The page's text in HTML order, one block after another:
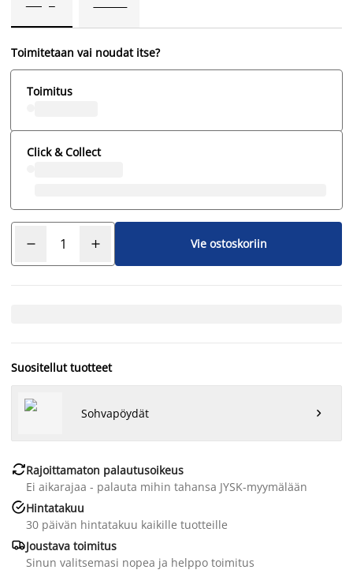
Toimitetaan vai noudat itse?
Toimitus
Click & Collect
Vie ostoskoriin
Suositellut tuotteet
Sohvapöydät 
Rajoittamaton palautusoikeus
Ei aikarajaa - palauta mihin tahansa JYSK-myymälään
Hintatakuu
30 päivän hintatakuu kaikille tuotteille
Joustava toimitus
Sinun valitsemasi nopea ja helppo toimitus